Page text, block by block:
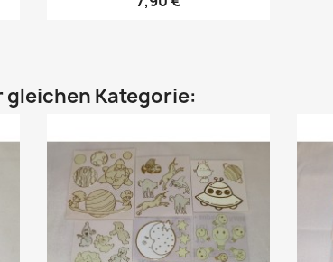
gleichen Kategorie: